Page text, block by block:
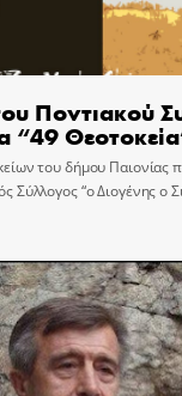
Ποντιακού
“49
του δήμου Παιονίας
Σύλλογος “ο Διογένης ο